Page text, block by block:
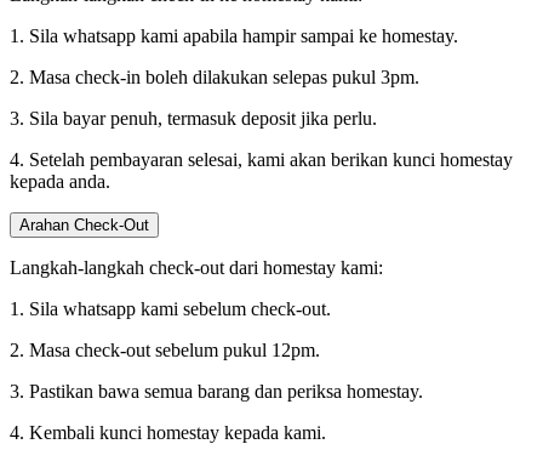
1. Sila whatsapp kami apabila hampir sampai ke homestay.
2. Masa check-in boleh dilakukan selepas pukul 3pm.
3. Sila bayar penuh, termasuk deposit jika perlu.
4. Setelah pembayaran selesai, kami akan berikan kunci homestay
kepada anda.
Arahan Check-Out
Langkah-langkah check-out dari homestay kami:
1. Sila whatsapp kami sebelum check-out.
2. Masa check-out sebelum pukul 12pm.
3. Pastikan bawa semua barang dan periksa homestay.
4. Kembali kunci homestay kepada kami.